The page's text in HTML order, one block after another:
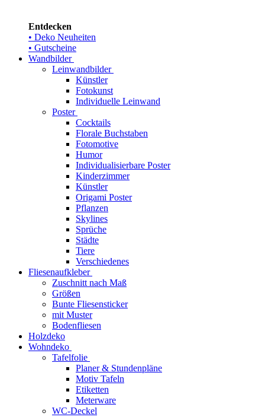
Entdecken
• Deko Neuheiten
• Gutscheine
Wandbilder
Leinwandbilder
Künstler
Fotokunst
Individuelle Leinwand
Poster
Cocktails
Florale Buchstaben
Fotomotive
Humor
Individualisierbare Poster
Kinderzimmer
Künstler
Origami Poster
Pflanzen
Skylines
Sprüche
Städte
Tiere
Verschiedenes
Fliesenaufkleber
Zuschnitt nach Maß
Größen
Bunte Fliesensticker
mit Muster
Bodenfliesen
Holzdeko
Wohndeko
Tafelfolie
Planer & Stundenpläne
Motiv Tafeln
Etiketten
Meterware
WC-Deckel